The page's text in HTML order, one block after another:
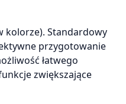
kolorze). Standardowy
przygotowanie
łatwego
zwiększające